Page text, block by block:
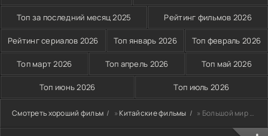
Топ за последний месяц 2025 Рейтинг фильмов 2026
Рейтинг сериалов 2026 Топ январь 2026 Топ февраль 2026
Топ март 2026 Топ апрель 2026 Топ май 2026
Топ июнь 2026 Топ июль 2026
Смотреть хороший фильм »Китайские фильмы » Большой мир (2025)